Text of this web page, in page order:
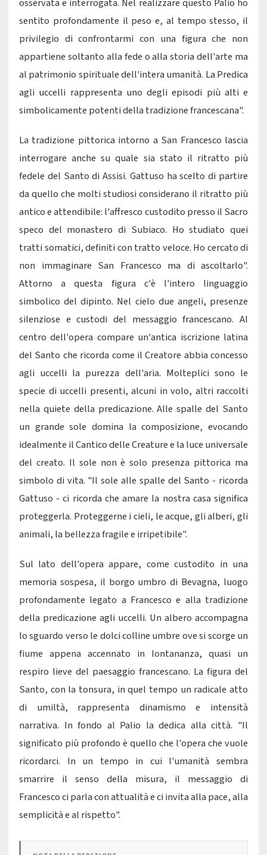
osservata e interrogata. Nel realizzare questo Palio ho
sentito profondamente il peso e, al tempo stesso, il
privilegio di confrontarmi con una figura che non
appartiene soltanto alla fede o alla storia dell'arte ma
al patrimonio spirituale dell'intera umanità. La Predica
agli uccelli rappresenta uno degli episodi più alti e
simbolicamente potenti della tradizione francescana".
La tradizione pittorica intorno a San Francesco lascia
interrogare anche su quale sia stato il ritratto più
fedele del Santo di Assisi. Gattuso ha scelto di partire
da quello che molti studiosi considerano il ritratto più
antico e attendibile: l'affresco custodito presso il Sacro
speco del monastero di Subiaco. Ho studiato quei
tratti somatici, definiti con tratto veloce. Ho cercato di
non immaginare San Francesco ma di ascoltarlo".
Attorno a questa figura c'è l'intero linguaggio
simbolico del dipinto. Nel cielo due angeli, presenze
silenziose e custodi del messaggio francescano. Al
centro dell'opera compare un'antica iscrizione latina
del Santo che ricorda come il Creatore abbia concesso
agli uccelli la purezza dell'aria. Molteplici sono le
specie di uccelli presenti, alcuni in volo, altri raccolti
nella quiete della predicazione. Alle spalle del Santo
un grande sole domina la composizione, evocando
idealmente il Cantico delle Creature e la luce universale
del creato. Il sole non è solo presenza pittorica ma
simbolo di vita. "Il sole alle spalle del Santo - ricorda
Gattuso - ci ricorda che amare la nostra casa significa
proteggerla. Proteggerne i cieli, le acque, gli alberi, gli
animali, la bellezza fragile e irripetibile".
Sul lato dell'opera appare, come custodito in una
memoria sospesa, il borgo umbro di Bevagna, luogo
profondamente legato a Francesco e alla tradizione
della predicazione agli uccelli. Un albero accompagna
lo sguardo verso le dolci colline umbre ove si scorge un
fiume appena accennato in lontananza, quasi un
respiro lieve del paesaggio francescano. La figura del
Santo, con la tonsura, in quel tempo un radicale atto
di umiltà, rappresenta dinamismo e intensità
narrativa. In fondo al Palio la dedica alla città. "Il
significato più profondo è quello che l'opera che vuole
ricordarci. In un tempo in cui l'umanità sembra
smarrire il senso della misura, il messaggio di
Francesco ci parla con attualità e ci invita alla pace, alla
semplicità e al rispetto".